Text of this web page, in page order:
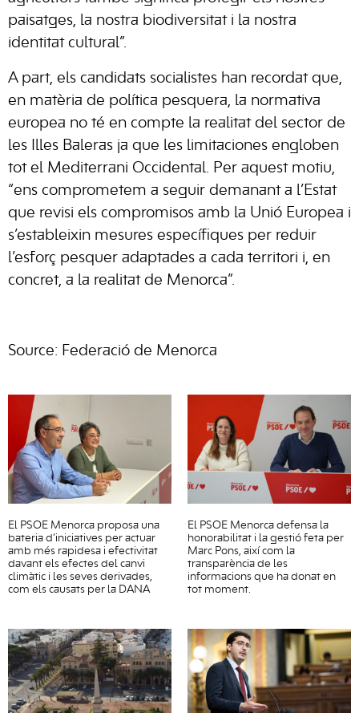
paisatges, la nostra biodiversitat i la nostra
identitat cultural”.
A part, els candidats socialistes han recordat que,
en matèria de política pesquera, la normativa
europea no té en compte la realitat del sector de
les Illes Baleras ja que les limitaciones engloben
tot el Mediterrani Occidental. Per aquest motiu,
“ens comprometem a seguir demanant a l’Estat
que revisi els compromisos amb la Unió Europea i
s’estableixin mesures específiques per reduir
l’esforç pesquer adaptades a cada territori i, en
concret, a la realitat de Menorca”.
Source: Federació de Menorca
El PSOE Menorca proposa una
bateria d’iniciatives per actuar
amb més rapidesa i efectivitat
davant els efectes del canvi
climàtic i les seves derivades,
com els causats per la DANA
El PSOE Menorca defensa la
honorabilitat i la gestió feta per
Marc Pons, així com la
transparència de les
informacions que ha donat en
tot moment.